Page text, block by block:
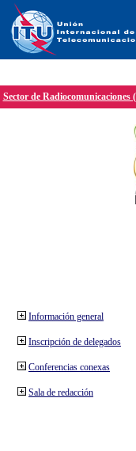
Sector de Radiocomunicaciones
Información general
Inscripción de delegados
Conferencias conexas
Sala de redacción